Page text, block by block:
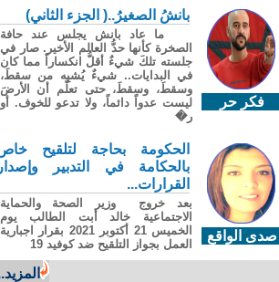
فكر حر
بانشُ الصغيرُ..( الجزء الثاني)
ما عاد بانش يجلس عند حافة
الصخرة كأنها حدُّ العالم الأخير. صار في
جلسته تلكَ شيءٌ أقلُّ انكساراً مما كان
في البدايات.. شيءٌ يُشبِه من سقطَ،
وسقطَ، وسقطَ، حتى تعلّم أن الأرضَ
ليست عدواً دائماً، ولا تدعو للخوف. أو
ر�
صدى الواقع
الحكومة بحاجة لتلقيح خاص
بالحكامة في التدبير وإصدار
القرارات...
بعد خروج وزير الصحة والحماية
الاجتماعية خالد أبت الطالب يوم
الخميس 21 أكتوبر 2021 بقرار اجبارية
العمل بجواز التلقيح ضد كوفيد 19
المزيد...